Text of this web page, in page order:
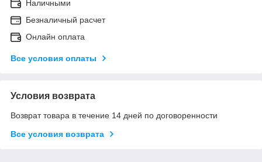
Наличными
Безналичный расчет
Онлайн оплата
Все условия оплаты
Условия возврата
Возврат товара в течение 14 дней по договоренности
Все условия возврата